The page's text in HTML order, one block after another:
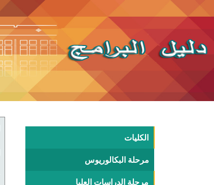
الكليات
مرحلة البكالوريوس
مرحلة الدراسات العليا